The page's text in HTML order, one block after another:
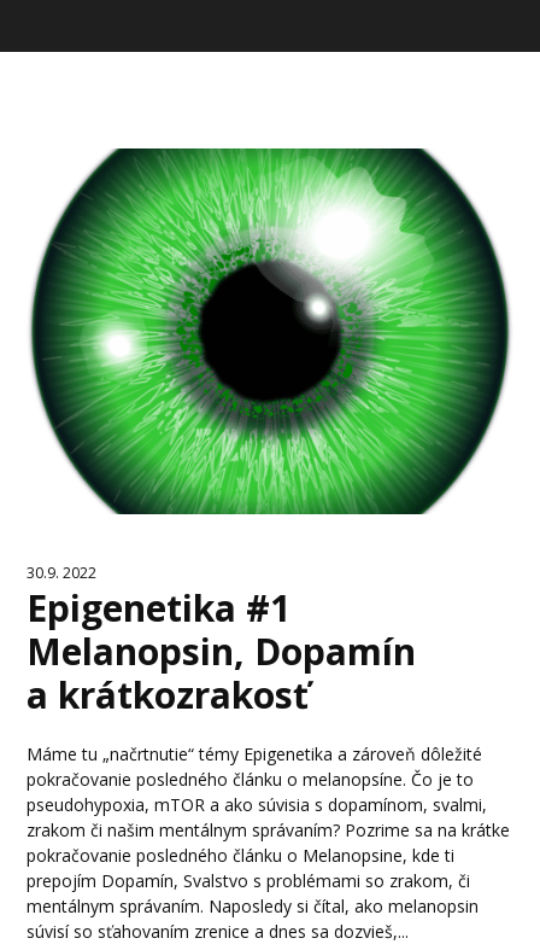
30.9. 2022
Epigenetika #1
Melanopsin, Dopamín
a krátkozrakosť
Máme tu „načrtnutie“ témy Epigenetika a zároveň dôležité
pokračovanie posledného článku o melanopsíne. Čo je to
pseudohypoxia, mTOR a ako súvisia s dopamínom, svalmi,
zrakom či našim mentálnym správaním? Pozrime sa na krátke
pokračovanie posledného článku o Melanopsine, kde ti
prepojím Dopamín, Svalstvo s problémami so zrakom, či
mentálnym správaním. Naposledy si čítal, ako melanopsin
súvisí so sťahovaním zrenice a dnes sa dozvieš,...